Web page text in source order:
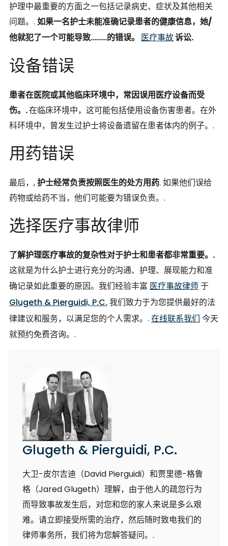
护理中最重要的方面之一包括记录病史、症状及其他相关
问题。. 如果一名护士未能准确记录患者的健康信息，她/
他就犯了一个可能导致........的错误。 医疗事故诉讼.
设备错误
患者在医院或其他临床环境中，常因误用医疗设备而受
伤。.在临床环境中，这可能包括使用设备伤害患者。在外
科环境中，曾发生过护士将设备遗留在患者体内的例子。.
用药错误
最后，,护士经常负责按照医生的处方用药. 如果他们误给
药物或给药不当，他们可能要为错误负责。.
选择医疗事故律师
了解护理医疗事故的复杂性对于护士和患者都非常重要。.
这就是为什么护士进行充分的沟通、护理、展现能力和准
确记录如此重要的原因。我们经验丰富 医疗事故律师于
Glugeth & Pierguidi, P.C. 我们致力于为您提供最好的法
律建议和服务，以满足您的个人需求。. 在线联系我们 今天
就预约免费咨询。.
Glugeth & Pierguidi, P.C.
大卫-皮尔吉迪（David Pierguidi）和贾里德-格鲁
格（Jared Glugeth）理解，由于他人的疏忽行为
而导致事故发生后，对您和您的家人来说是多么艰
难。请立即接受所需的治疗，然后随时致电我们的
律师事务所，我们将为您解答疑问。.